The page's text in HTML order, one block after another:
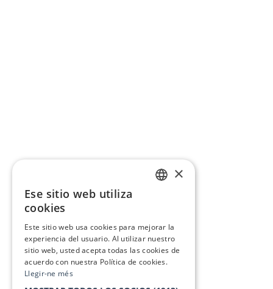
×
Ese sitio web utiliza
cookies
Este sitio web usa cookies para mejorar la
experiencia del usuario. Al utilizar nuestro
sitio web, usted acepta todas las cookies de
acuerdo con nuestra Política de cookies.
Llegir-ne més